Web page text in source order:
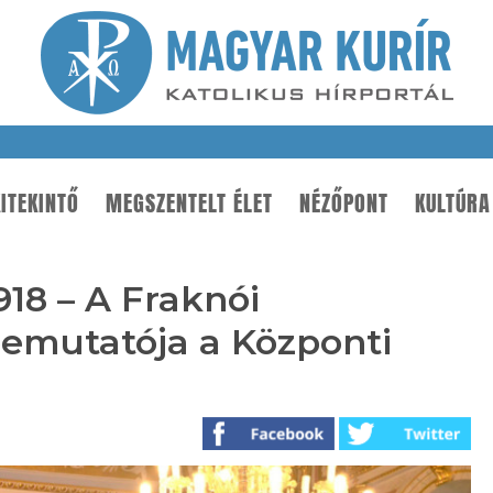
MEGSZENTELT ÉLET NÉZŐPONT KULTÚRA
– A Fraknói
a Központi